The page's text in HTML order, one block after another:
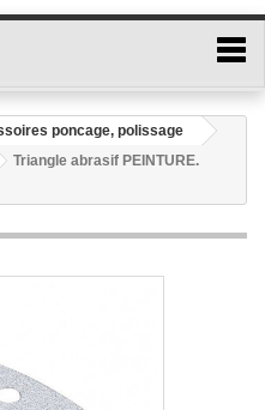
poncage, polissage
Triangle abrasif PEINTURE.